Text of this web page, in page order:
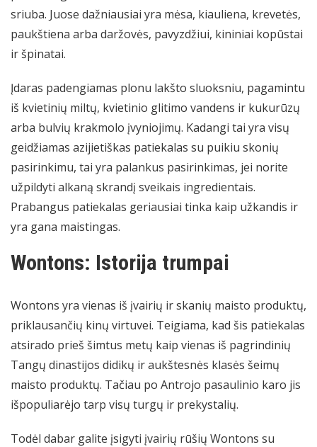
sriuba. Juose dažniausiai yra mėsa, kiauliena, krevetės,
paukštiena arba daržovės, pavyzdžiui, kininiai kopūstai
ir špinatai.
Įdaras padengiamas plonu lakšto sluoksniu, pagamintu
iš kvietinių miltų, kvietinio glitimo vandens ir kukurūzų
arba bulvių krakmolo įvyniojimų. Kadangi tai yra visų
geidžiamas azijietiškas patiekalas su puikiu skonių
pasirinkimu, tai yra palankus pasirinkimas, jei norite
užpildyti alkaną skrandį sveikais ingredientais.
Prabangus patiekalas geriausiai tinka kaip užkandis ir
yra gana maistingas.
Wontons: Istorija trumpai
Wontons yra vienas iš įvairių ir skanių maisto produktų,
priklausančių kinų virtuvei. Teigiama, kad šis patiekalas
atsirado prieš šimtus metų kaip vienas iš pagrindinių
Tangų dinastijos didikų ir aukštesnės klasės šeimų
maisto produktų. Tačiau po Antrojo pasaulinio karo jis
išpopuliarėjo tarp visų turgų ir prekystalių.
Todėl dabar galite įsigyti įvairių rūšių Wontons su